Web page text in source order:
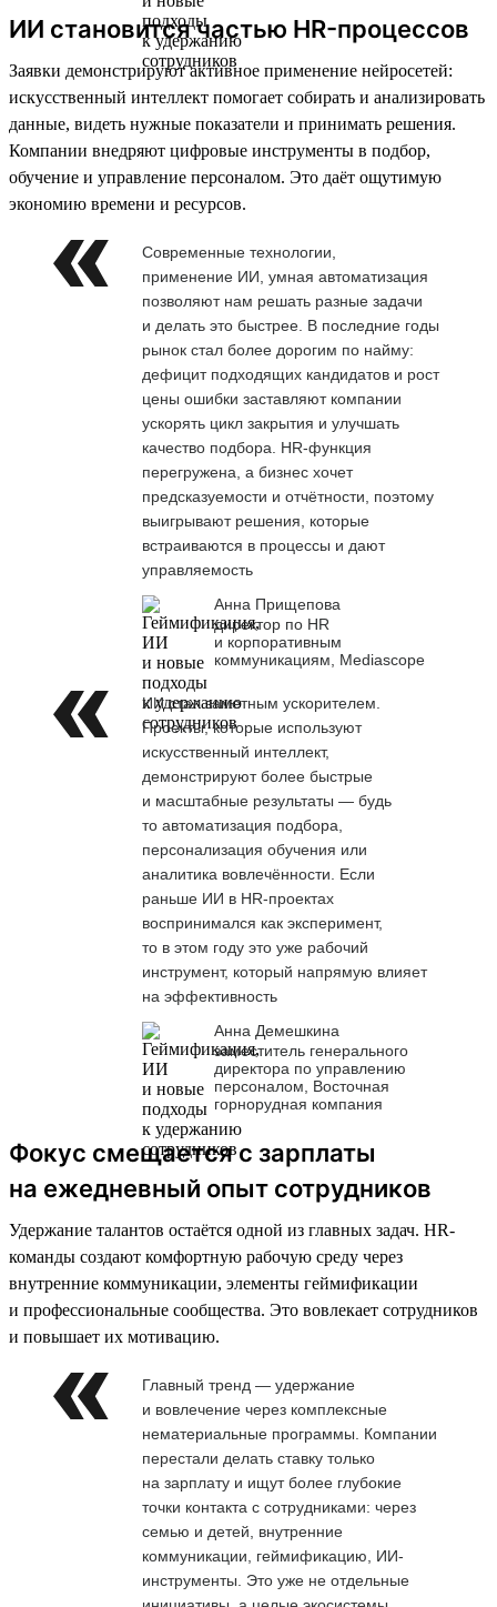
ИИ становится частью HR-процессов
Заявки демонстрируют активное применение нейросетей:
искусственный интеллект помогает собирать и анализировать
данные, видеть нужные показатели и принимать решения.
Компании внедряют цифровые инструменты в подбор,
обучение и управление персоналом. Это даёт ощутимую
экономию времени и ресурсов.
Современные технологии,
применение ИИ, умная автоматизация
позволяют нам решать разные задачи
и делать это быстрее. В последние годы
рынок стал более дорогим по найму:
дефицит подходящих кандидатов и рост
цены ошибки заставляют компании
ускорять цикл закрытия и улучшать
качество подбора. HR-функция
перегружена, а бизнес хочет
предсказуемости и отчётности, поэтому
выигрывают решения, которые
встраиваются в процессы и дают
управляемость
Анна Прищепова
директор по HR
и корпоративным
коммуникациям, Mediascope
ИИ стал заметным ускорителем.
Проекты, которые используют
искусственный интеллект,
демонстрируют более быстрые
и масштабные результаты — будь
то автоматизация подбора,
персонализация обучения или
аналитика вовлечённости. Если
раньше ИИ в HR-проектах
воспринимался как эксперимент,
то в этом году это уже рабочий
инструмент, который напрямую влияет
на эффективность
Анна Демешкина
заместитель генерального
директора по управлению
персоналом, Восточная
горнорудная компания
Фокус смещается с зарплаты
на ежедневный опыт сотрудников
Удержание талантов остаётся одной из главных задач. HR-
команды создают комфортную рабочую среду через
внутренние коммуникации, элементы геймификации
и профессиональные сообщества. Это вовлекает сотрудников
и повышает их мотивацию.
Главный тренд — удержание
и вовлечение через комплексные
нематериальные программы. Компании
перестали делать ставку только
на зарплату и ищут более глубокие
точки контакта с сотрудниками: через
семью и детей, внутренние
коммуникации, геймификацию, ИИ-
инструменты. Это уже не отдельные